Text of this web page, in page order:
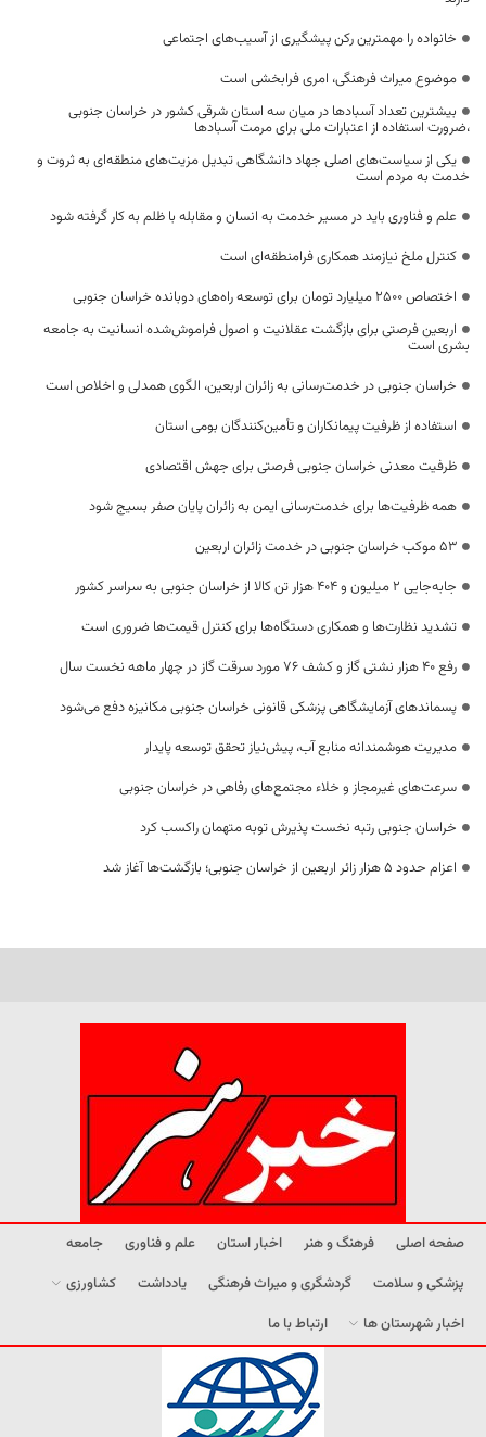
خانواده را مهمترین رکن پیشگیری از آسیب‌های اجتماعی
موضوع میراث فرهنگی، امری فرابخشی است
بیشترین تعداد آسبادها در میان سه استان شرقی کشور در خراسان جنوبی
،ضرورت استفاده از اعتبارات ملی برای مرمت آسبادها
یکی از سیاست‌های اصلی جهاد دانشگاهی تبدیل مزیت‌های منطقه‌ای به ثروت و
خدمت به مردم است
علم و فناوری باید در مسیر خدمت به انسان و مقابله با ظلم به کار گرفته شود
کنترل ملخ نیازمند همکاری فرامنطقه‌ای است
اختصاص 2500 میلیارد تومان برای توسعه راه‌های دوبانده خراسان جنوبی
اربعین فرصتی برای بازگشت عقلانیت و اصول فراموش‌شده انسانیت به جامعه
بشری است
خراسان جنوبی در خدمت‌رسانی به زائران اربعین، الگوی همدلی و اخلاص است
استفاده از ظرفیت پیمانکاران و تأمین‌کنندگان بومی استان
ظرفیت معدنی خراسان جنوبی فرصتی برای جهش اقتصادی
همه ظرفیت‌ها برای خدمت‌رسانی ایمن به زائران پایان صفر بسیج شود
53 موکب خراسان جنوبی در خدمت زائران اربعین
جابه‌جایی 2 میلیون و 404 هزار تن کالا از خراسان جنوبی به سراسر کشور
تشدید نظارت‌ها و همکاری دستگاه‌ها برای کنترل قیمت‌ها ضروری است
رفع 40 هزار نشتی گاز و کشف 76 مورد سرقت گاز در چهار ماهه نخست سال
پسماندهای آزمایشگاهی پزشکی قانونی خراسان جنوبی مکانیزه دفع می‌شود
مدیریت هوشمندانه منابع آب، پیش‌نیاز تحقق توسعه پایدار
سرعت‌های غیرمجاز و خلاء مجتمع‌های رفاهی در خراسان جنوبی
خراسان جنوبی رتبه نخست پذیرش توبه متهمان راکسب کرد
اعزام حدود 5 هزار زائر اربعین از خراسان جنوبی؛ بازگشت‌ها آغاز شد
صفحه اصلی فرهنگ و هنر اخبار استان علم و فناوری
جامعه
پزشکی و سلامت
گردشگری و میراث فرهنگی یادداشت
کشاورزی
اخبار شهرستان ها
ارتباط با ما